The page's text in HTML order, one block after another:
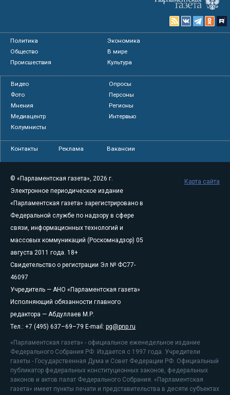
Политика
Экономика
Общество
В мире
Происшествия
Культура
Видео
Опросы
Фото
Персоны
Мнения
Регионы
Медиацентр
Интервью
Колумнисты
Контакты Реклама Вакансии
© «Парламентская газета», 2026 г.
Электронное периодическое издание
«Парламентская газета» зарегистрировано в
Федеральной службе по надзору в сфере
связи, информационных технологий и
массовых коммуникаций (Роскомнадзор) 05
августа 2011 года. 18+
Свидетельство о регистрации Эл № ФС77-
46097
Учредитель — АНО «Парламентская газета»
Исполняющий обязанности главного
редактора — Абдуллаев М.Р.
Тел.: +7 (495) 637–69–79 E-mail: pg@pnp.ru
«Парламентская газета» - официальное еженедельное издание
Федерального Собрания РФ. Издается с 1997 года. Учредители
газеты - Государственная Дума и Совет Федерации РФ. Официальный
публикатор федеральных конституционных законов, федеральных
законов и актов палат Федерального Собрания. «Парламентская
газета» имеет пункты печати и представительства в десяти субъектах
Карта сайта